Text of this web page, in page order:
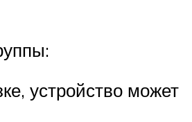
устройство может